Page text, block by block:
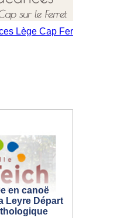
en canoë
Leyre Départ